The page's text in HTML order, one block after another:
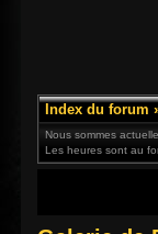
Index du forum
Nous sommes
Les heures sont au